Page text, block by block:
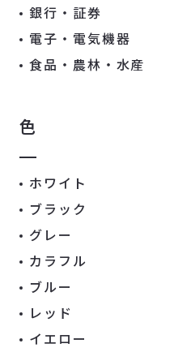
銀行・証券
電子・電気機器
食品・農林・水産
色
ホワイト
ブラック
グレー
カラフル
ブルー
レッド
イエロー